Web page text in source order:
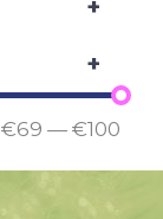
+
+
€69 —€100